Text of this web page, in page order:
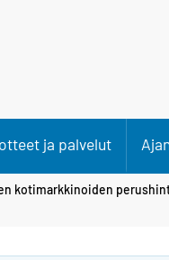
ja palvelut
kotimarkkinoiden